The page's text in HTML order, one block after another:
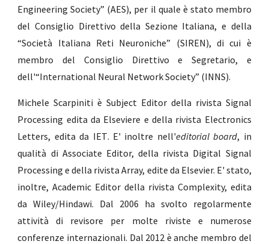
Engineering Society” (AES), per il quale è stato membro
del Consiglio Direttivo della Sezione Italiana, e della
“Società Italiana Reti Neuroniche” (SIREN), di cui è
membro del Consiglio Direttivo e Segretario, e
dell'“International Neural Network Society” (INNS).
Michele Scarpiniti è Subject Editor della rivista Signal
Processing edita da Elseviere e della rivista Electronics
Letters, edita da IET. E' inoltre nell'editorial board, in
qualità di Associate Editor, della rivista Digital Signal
Processing e della rivista Array, edite da Elsevier. E' stato,
inoltre, Academic Editor della rivista Complexity, edita
da Wiley/Hindawi. Dal 2006 ha svolto regolarmente
attività di revisore per molte riviste e numerose
conferenze internazionali. Dal 2012 è anche membro del